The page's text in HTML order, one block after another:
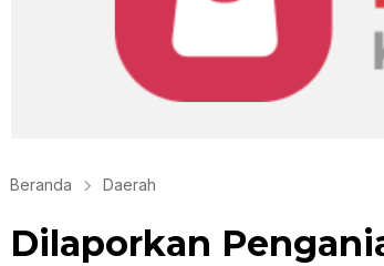
Beranda Daerah
Dilaporkan